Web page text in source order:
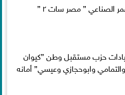
الصناعي ” مصر سات ٢ ”
حزب مستقبل وطن ”كيوان
وابوحجازي وعيسي” أمانه